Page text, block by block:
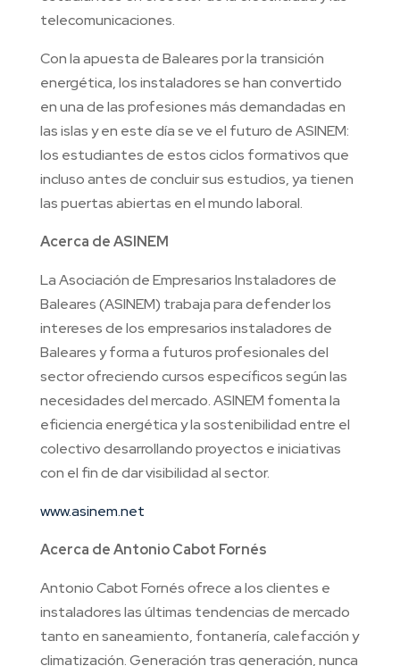
telecomunicaciones.
Con la apuesta de Baleares por la transición
energética, los instaladores se han convertido
en una de las profesiones más demandadas en
las islas y en este día se ve el futuro de ASINEM:
los estudiantes de estos ciclos formativos que
incluso antes de concluir sus estudios, ya tienen
las puertas abiertas en el mundo laboral.
Acerca de ASINEM
La Asociación de Empresarios Instaladores de
Baleares (ASINEM) trabaja para defender los
intereses de los empresarios instaladores de
Baleares y forma a futuros profesionales del
sector ofreciendo cursos específicos según las
necesidades del mercado. ASINEM fomenta la
eficiencia energética y la sostenibilidad entre el
colectivo desarrollando proyectos e iniciativas
con el fin de dar visibilidad al sector.
www.asinem.net
Acerca de Antonio Cabot Fornés
Antonio Cabot Fornés ofrece a los clientes e
instaladores las últimas tendencias de mercado
tanto en saneamiento, fontanería, calefacción y
climatización. Generación tras generación, nunca